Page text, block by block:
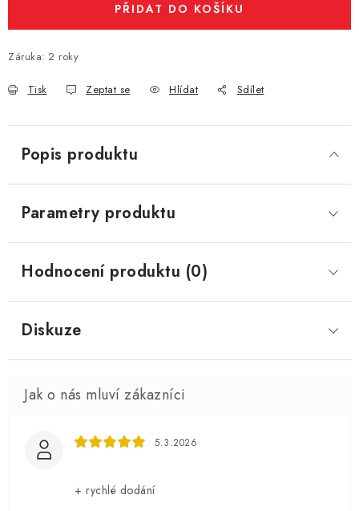
PŘIDAT DO KOŠÍKU
Záruka: 2 roky
Tisk Zeptat se Hlídat Sdílet
Popis produktu
Parametry produktu
Hodnocení produktu (0)
Diskuze
5.3.2026
+ rychlé dodání